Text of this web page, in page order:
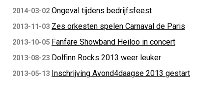
2014-03-02 Ongeval tijdens bedrijfsfeest
2013-11-03 Zes orkesten spelen Carnaval de Paris
2013-10-05 Fanfare Showband Heiloo in concert
2013-08-23 Dolfinn Rocks 2013 weer leuker
2013-05-13 Inschrijving Avond4daagse 2013 gestart